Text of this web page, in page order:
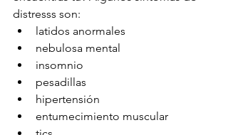
distresss son:
latidos anormales
nebulosa mental
insomnio
pesadillas
hipertensión
entumecimiento muscular